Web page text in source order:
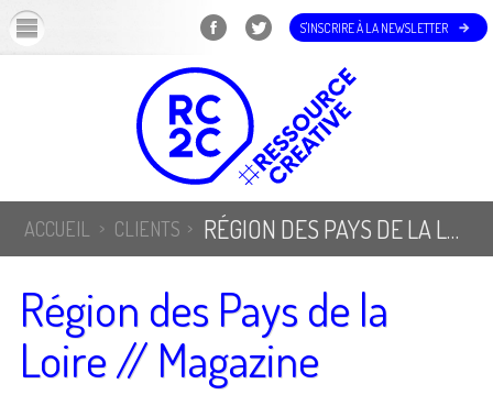
S'INSCRIRE À LA NEWSLETTER
ACCUEIL CLIENTS RÉGION DES PAYS DE LA LOIRE // MAGAZINE
Région des Pays de la
Loire // Magazine